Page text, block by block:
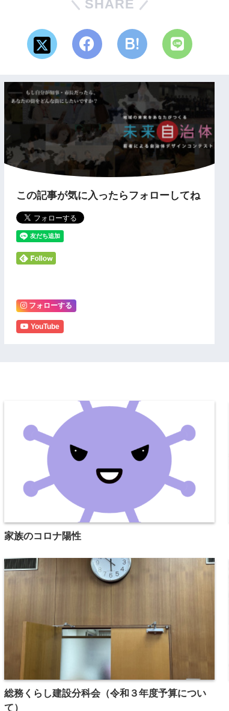
SHARE
この記事が気に入ったらフォローしてね
フォローする
YouTube
家族のコロナ陽性
総務くらし建設分科会（令和３年度予算につい
て）